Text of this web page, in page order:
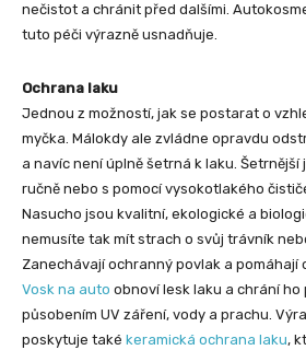
nečistot a chránit před dalšími.
tuto péči výrazně usnadňuje.
Ochrana laku
Jednou z možností, jak se postarat o
myčka. Málokdy ale zvládne opravdu
a navíc není úplně šetrná k laku. Šetrnější
ručně nebo s pomocí vysokotlakého
Nasucho jsou kvalitní, ekologické a
nemusíte tak mít strach o svůj trávník
Zanechávají ochranný povlak a pomáhají
Vosk na auto obnoví lesk laku a chrání ho
působením UV záření, vody a prachu.
poskytuje také keramická ochrana laku,